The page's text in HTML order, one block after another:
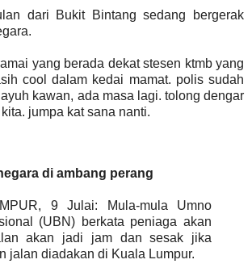
dari Bukit Bintang sedang bergerak
yang berada dekat stesen ktmb yang
cool dalam kedai mamat. polis sudah
kawan, ada masa lagi. tolong dengar
jumpa kat sana nanti.
di ambang perang
9 Julai: Mula-mula Umno
(UBN) berkata peniaga akan
akan jadi jam dan sesak jika
jalan diadakan di Kuala Lumpur.